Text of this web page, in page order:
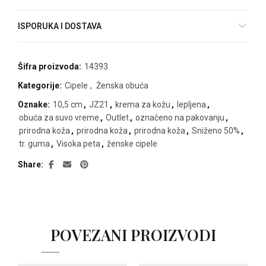
ISPORUKA I DOSTAVA
Šifra proizvoda: 14393
Kategorije: Cipele , Ženska obuća
Oznake: 10,5 cm , JZ21 , krema za kožu , lepljena ,
obuća za suvo vreme , Outlet, označeno na pakovanju ,
prirodna koža , prirodna koža , prirodna koža , Sniženo 50% ,
tr. guma , Visoka peta , ženske cipele
Share
POVEZANI PROIZVODI